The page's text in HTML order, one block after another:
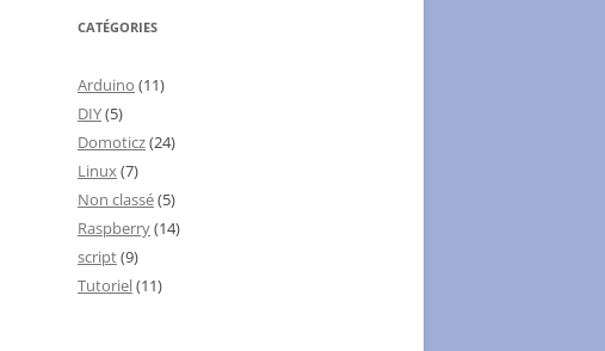
CATÉGORIES
Arduino (11)
DIY(5)
Domoticz(24)
Linux(7)
Non classé(5)
Raspberry(14)
script(9)
Tutoriel(11)